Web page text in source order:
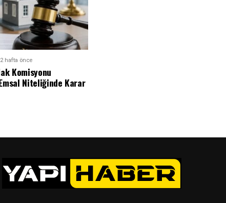
2 hafta önce
Komisyonu
Niteliğinde Karar